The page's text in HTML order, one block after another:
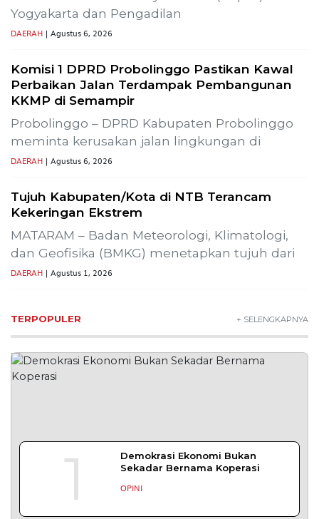
Yogyakarta dan Pengadilan
DAERAH | Agustus 6, 2026
Komisi 1 DPRD Probolinggo Pastikan Kawal
Perbaikan Jalan Terdampak Pembangunan
KKMP di Semampir
Probolinggo – DPRD Kabupaten Probolinggo
meminta kerusakan jalan lingkungan di
DAERAH | Agustus 6, 2026
Tujuh Kabupaten/Kota di NTB Terancam
Kekeringan Ekstrem
MATARAM – Badan Meteorologi, Klimatologi,
dan Geofisika (BMKG) menetapkan tujuh dari
DAERAH | Agustus 1, 2026
TERPOPULER + SELENGKAPNYA
1
Demokrasi Ekonomi Bukan
Sekadar Bernama Koperasi
OPINI